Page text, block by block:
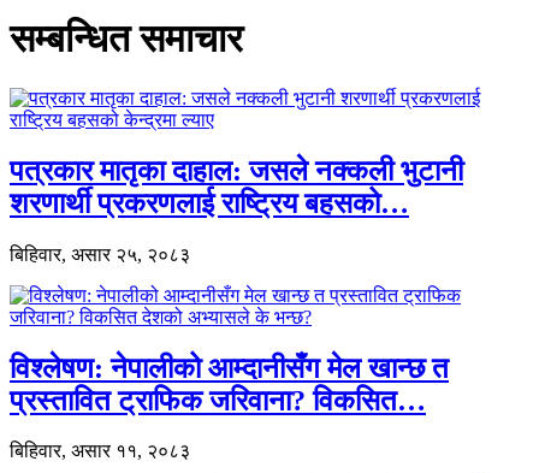
सम्बन्धित समाचार
पत्रकार मातृका दाहाल: जसले नक्कली भुटानी
शरणार्थी प्रकरणलाई राष्ट्रिय बहसको…
बिहिवार, असार २५, २०८३
विश्लेषण: नेपालीको आम्दानीसँग मेल खान्छ त
प्रस्तावित ट्राफिक जरिवाना? विकसित…
बिहिवार, असार ११, २०८३